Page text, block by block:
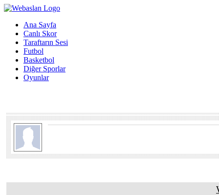
Ana Sayfa
Canlı Skor
Taraftarın Sesi
Futbol
Basketbol
Diğer Sporlar
Oyunlar